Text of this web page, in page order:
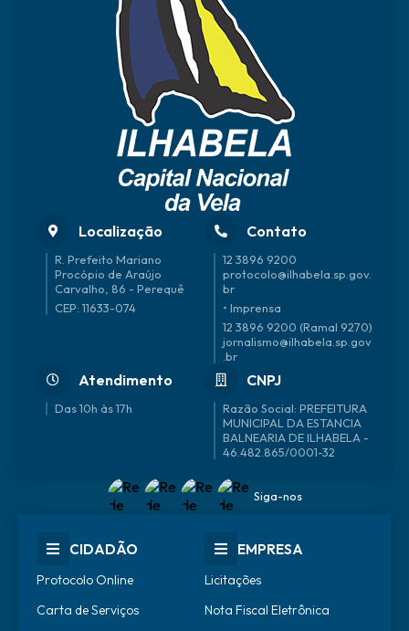
Localização
R. Prefeito Mariano
Procópio de Araújo
Carvalho, 86 - Perequê
CEP: 11633-074
Contato
12 3896 9200
protocolo@ilhabela.sp.gov.
br
• Imprensa
12 3896 9200 (Ramal 9270)
jornalismo@ilhabela.sp.gov
.br
Atendimento
Das 10h às 17h
CNPJ
46.482.865/0001-32
Siga-nos
CIDADÃO
Protocolo Online
Carta de Serviços
EMPRESA
Licitações
Nota Fiscal Eletrônica